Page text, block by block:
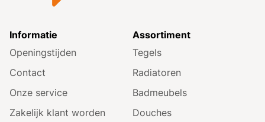
Informatie
Openingstijden
Contact
Onze service
Zakelijk klant worden
Assortiment
Tegels
Radiatoren
Badmeubels
Douches